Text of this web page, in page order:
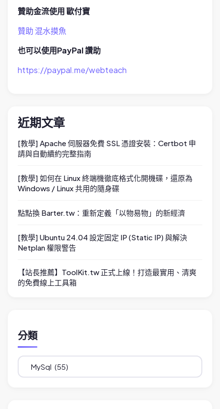
贊助金流使用 歐付寶
贊助 混水摸魚
也可以使用PayPal 讚助
https://paypal.me/webteach
近期文章
[教學] Apache 伺服器免費 SSL 憑證安裝：Certbot 申
請與自動續約完整指南
[教學] 如何在 Linux 終端機徹底格式化開機碟，還原為
Windows / Linux 共用的隨身碟
點點換 Barter.tw：重新定義「以物易物」的新經濟
[教學] Ubuntu 24.04 設定固定 IP (Static IP) 與解決
Netplan 權限警告
【站長推薦】ToolKit.tw 正式上線！打造最實用、清爽
的免費線上工具箱
分類
分
類